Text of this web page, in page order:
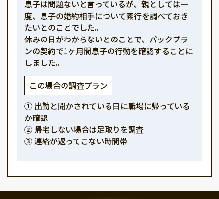
息子は問題ないと言っているが、親としては一
度、息子の婚約相手について素行を調べておき
たいとのことでした。
休みの日がわからないとのことで、パックプラ
ンの契約で1ヶ月間息子の行動を確認することに
しました。
この場合の調査プラン
① 出勤と聞かされている日に職場に帰っている
か確認
② 帰宅しない場合は足取りを調査
③ 連絡が返ってこない時間帯